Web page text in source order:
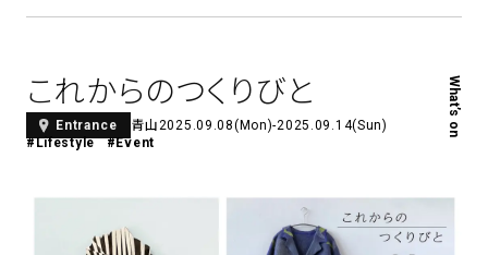
Spiral Market 6
アトレ吉祥寺
Spiral Hall
Art Projects
アートプロジェクト・イベント
SICF
コンサルティング 商品開発
アルバイト・その他
これからのつくりびと
Entrance 青山 2025.09.08(Mon)-2025.09.14(Sun)
#Lifestyle
#Event
What’s on